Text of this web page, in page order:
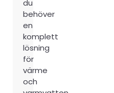
du
behöver
en
komplett
lösning
för
värme
och